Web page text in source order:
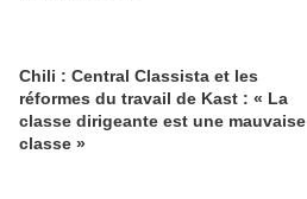
Chili : Central Classista et les
réformes du travail de Kast : « La
classe dirigeante est une mauvaise
classe »